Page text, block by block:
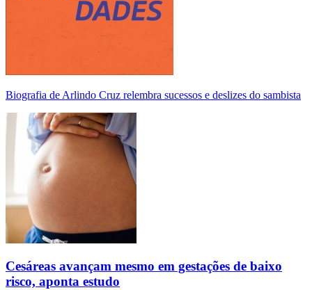
Biografia de Arlindo Cruz relembra sucessos e deslizes do sambista
Cesáreas avançam mesmo em gestações de baixo
risco, aponta estudo